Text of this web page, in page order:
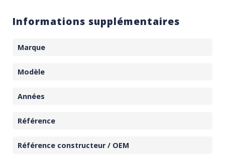
Informations supplémentaires
Marque
Modèle
Années
Référence
Référence constructeur / OEM